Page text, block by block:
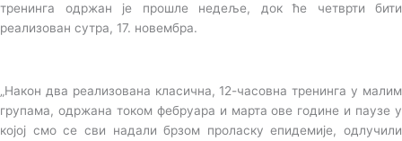
тренинга одржан је прошле недеље, док ће четврти бити
реализован сутра, 17. новембра.
„Након два реализована класична, 12-часовна тренинга у малим
групама, одржана током фебруара и марта ове године и паузе у
којој смо се сви надали брзом проласку епидемије, одлучили